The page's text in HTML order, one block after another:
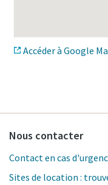
Accéder à Google
Nous contacter
Contact en cas
Sites de location :